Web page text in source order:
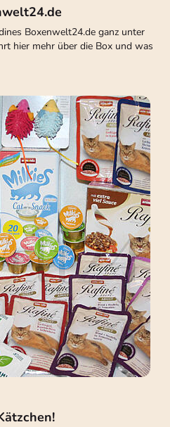
Boxenwelt24.de ganz unter
hier mehr über die Box und was